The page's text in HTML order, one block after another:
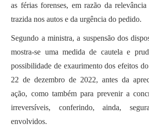
as férias forenses, em razão da
trazida nos autos e da urgência do pedido.
Segundo a ministra, a suspensão dos
mostra-se uma medida de cautela e
possibilidade de exaurimento dos efeitos
22 de dezembro de 2022, antes da
ação, como também para prevenir a
irreversíveis, conferindo, ainda,
envolvidos.